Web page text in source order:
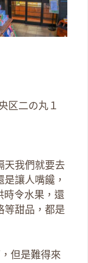
区二の丸１
天我們就要去
讓人嘴饞，
時令水果，還
等甜品，都是
但是難得來